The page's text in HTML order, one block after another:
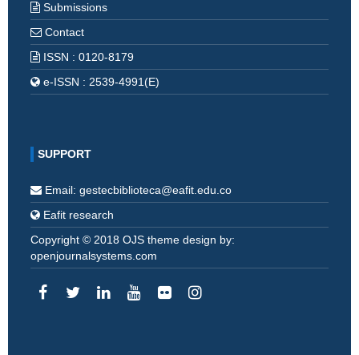
Submissions
Contact
ISSN : 0120-8179
e-ISSN : 2539-4991(E)
SUPPORT
Email: gestecbiblioteca@eafit.edu.co
Eafit research
Copyright © 2018 OJS theme design by:
openjournalsystems.com